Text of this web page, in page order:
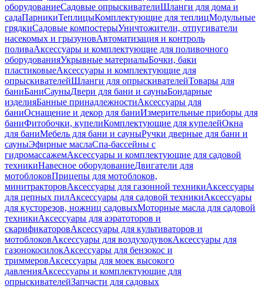
оборудованиеСадовые опрыскивателиШланги для дома и
садаПарникиТеплицыКомплектующие для теплицМодульные
грядкиСадовые компостерыУничтожители, отпугиватели
насекомых и грызуновАвтоматизация и контроль
поливаАксессуары и комплектующие для поливочного
оборудованияУкрывные материалыБочки, баки
пластиковыеАксессуары и комплектующие для
опрыскивателейШланги для опрыскивателейТовары для
баниБаниСауныДвери для бани и сауныБондарные
изделияБанные принадлежностиАксессуары для
баниОснащение и декор для баниИзмерительные приборы для
баниФитобочки, купелиКомплектующие для купелейОкна
для баниМебель для бани и сауныРучки дверные для бани и
сауныЭфирные маслаСпа-бассейны с
гидромассажемАксессуары и комплектующие для садовой
техникиНавесное оборудованиеДвигатели для
мотоблоковПрицепы для мотоблоков,
минитракторовАксессуары для газонной техникиАксессуары
для цепных пилАксессуары для садовой техникиАксессуары
для кусторезов, ножниц садовыхМоторные масла для садовой
техникиАксессуары для аэратоторов и
скарификаторовАксессуары для культиваторов и
мотоблоковАксессуары для воздуходувокАксессуары для
газонокосилокАксессуары для бензокос и
триммеровАксессуары для моек высокого
давленияАксессуары и комплектующие для
опрыскивателейЗапчасти для садовых